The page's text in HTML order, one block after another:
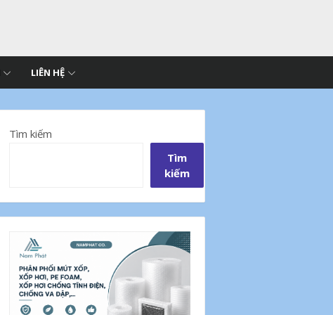
LIÊN HỆ
Tìm kiếm
Tìm
kiếm